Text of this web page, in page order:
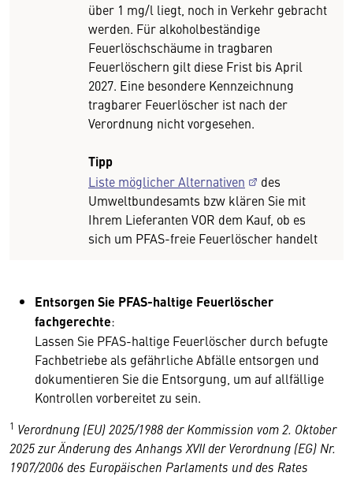
über 1 mg/l liegt, noch in Verkehr gebracht
werden. Für alkoholbeständige
Feuerlöschschäume in tragbaren
Feuerlöschern gilt diese Frist bis April
2027. Eine besondere Kennzeichnung
tragbarer Feuerlöscher ist nach der
Verordnung nicht vorgesehen.
Tipp
Liste möglicher Alternativen
des
Umweltbundesamts bzw klären Sie mit
Ihrem Lieferanten VOR dem Kauf, ob es
sich um PFAS-freie Feuerlöscher handelt
Entsorgen Sie PFAS-haltige Feuerlöscher
fachgerechte:
Lassen Sie PFAS-haltige Feuerlöscher durch befugte
Fachbetriebe als gefährliche Abfälle entsorgen und
dokumentieren Sie die Entsorgung, um auf allfällige
Kontrollen vorbereitet zu sein.
1 Verordnung (EU) 2025/1988 der Kommission vom 2. Oktober
2025 zur Änderung des Anhangs XVII der Verordnung (EG) Nr.
1907/2006 des Europäischen Parlaments und des Rates